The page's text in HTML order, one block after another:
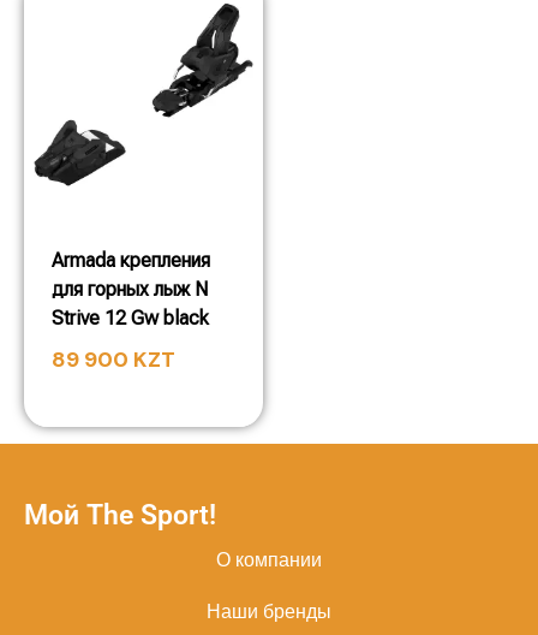
Armada крепления
для горных лыж N
Strive 12 Gw black
89 900 KZT
Мой The Sport!
О компании
Наши бренды